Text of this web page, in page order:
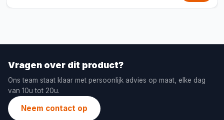
Vragen over dit product?
Ons team staat klaar met persoonlijk advies op maat, elke dag
van 10u tot 20u.
Neem contact op